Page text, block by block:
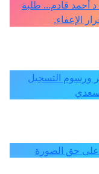
د أحمد قادم... طلبة
الإعفاء.
ورسوم التسجيل
حق الصورة